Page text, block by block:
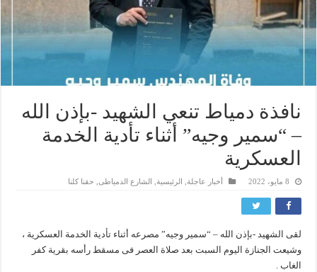
نافذة دمياط تنعي الشهيد -بإذن الله
– “سمير وجيه” أثناء تأدية الخدمة
العسكرية
8 مايو، 2022 أخبار عاجلة الرئيسية الشارع الدمياطى حقنا كلنا
لقى الشهيد -بإذن الله – “سمير وجيه” مصرعه أثناء تأدية الخدمة العسكرية ،
وشيعت الجنازة اليوم السبت بعد صلاة العصر فى مسقط رأسه بقرية كفر
الغاب .